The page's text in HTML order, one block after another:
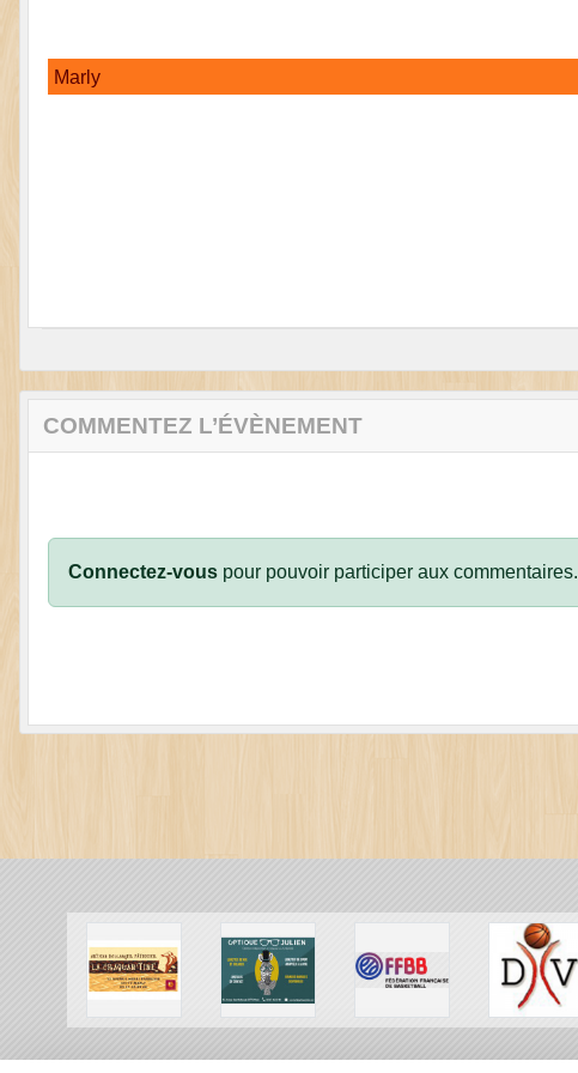
Marly
COMMENTEZ L’ÉVÈNEMENT
Connectez-vous pour pouvoir participer aux commentaires.